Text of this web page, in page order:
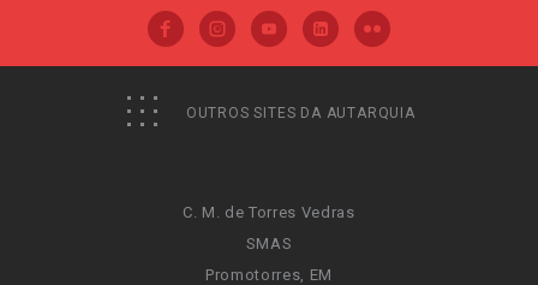
OUTROS SITES DA AUTARQUIA
C. M. de Torres Vedras
SMAS
Promotorres, EM